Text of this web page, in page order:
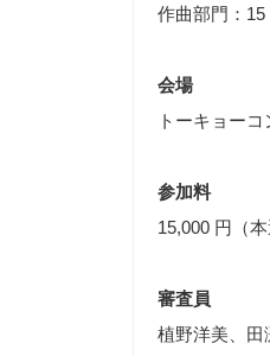
作曲部門：15
会場
トーキョー
参加料
15,000 円（
審査員
植野洋美、田